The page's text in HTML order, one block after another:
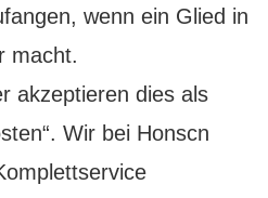
wenn ein Glied in
macht.
akzeptieren dies als
Wir bei Honscn